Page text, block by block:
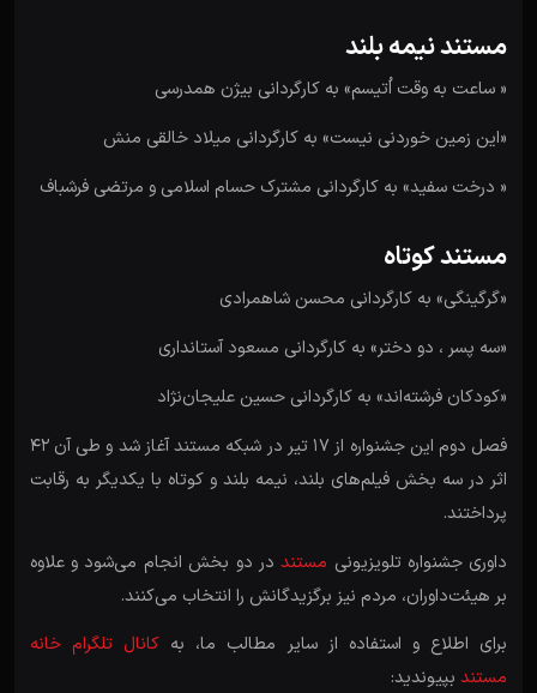
مستند نیمه بلند
« ساعت به وقت اُتیسم» به کارگردانی بیژن همدرسی
«این زمین خوردنی نیست» به کارگردانی میلاد خالقی منش
« درخت سفید» به کارگردانی مشترک حسام اسلامی و مرتضی فرشباف
مستند کوتاه
«گرگینگی» به کارگردانی محسن شاهمرادی
«سه پسر ، دو دختر» به کارگردانی مسعود آستانداری
«کودکان فرشته‌اند» به کارگردانی حسین علیجان‌نژاد
فصل دوم این جشنواره از 17 تیر در شبکه مستند آغاز شد و طی آن ۴۲
اثر در سه بخش فیلم‌های بلند، نیمه بلند و کوتاه با یکدیگر به رقابت
پرداختند.
داوری جشنواره تلویزیونی مستنددر دو بخش انجام می‌شود و علاوه
بر هیئت‌داوران، مردم نیز برگزیدگانش را انتخاب می‌کنند.
برای اطلاع و استفاده از سایر مطالب ما، به کانال تلگرام خانه
مستندبپیوندید: